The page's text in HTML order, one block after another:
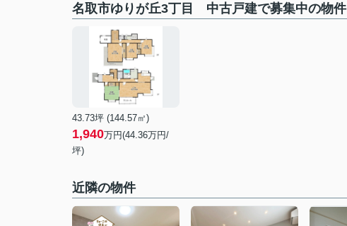
名取市ゆりが丘3丁目 中古戸建で募集中の物件
43.73坪 (144.57㎡)
1,940万円(44.36万円/
坪)
近隣の物件